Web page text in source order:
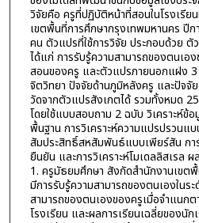
วิจัยคือ ครูที่ปฏิบัติหน้าที่สอนในโรงเรี
เขตพื้นที่การศึกษากรุงเทพมหานคร ปี
คน ตัวแปรที่ใช้การวิจัย ประกอบด้วย
ได้แก่ การรับรู้ความสามารถของตนเอ
สอนของครู และตัวแปรภายนอกแฝง
จิตวิทยา ปัจจัยด้านภูมิหลังครู และปัจจั
วัดจากตัวแปรสังเกตได้ รวมทั้งหมด
โดยใช้แบบสอบถาม 2 ฉบับ วิเคราะห์ข้อ
พื้นฐาน การวิเคราะห์ความแปรปรวนแบ
สัมประสิทธิ์สหสัมพันธ์แบบเพียร์สัน กา
ยืนยัน และการวิเคราะห์โมเดลลิสเรล
1. ครูมัธยมศึกษา สังกัดสำนักงานเขต
มีการรับรู้ความสามารถของตนเองในร
สามารถของตนเองของครูเมื่อจำแนก
โรงเรียน และผลการเรียนเฉลี่ยของนัก